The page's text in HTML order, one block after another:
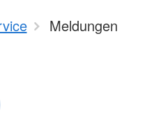
Meldungen